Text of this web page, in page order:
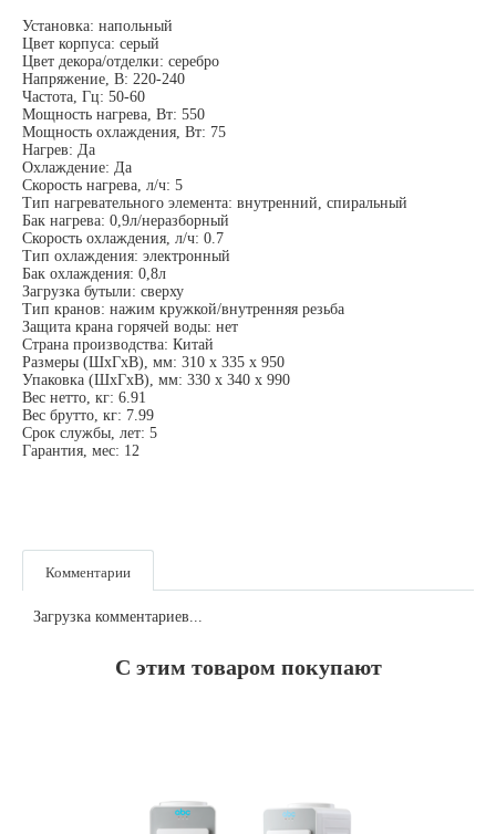
Установка: напольный
Цвет корпуса: серый
Цвет декора/отделки: серебро
Напряжение, В: 220-240
Частота, Гц: 50-60
Мощность нагрева, Вт: 550
Мощность охлаждения, Вт: 75
Нагрев: Да
Охлаждение: Да
Скорость нагрева, л/ч: 5
Тип нагревательного элемента: внутренний, спиральный
Бак нагрева: 0,9л/неразборный
Скорость охлаждения, л/ч: 0.7
Тип охлаждения: электронный
Бак охлаждения: 0,8л
Загрузка бутыли: сверху
Тип кранов: нажим кружкой/внутренняя резьба
Защита крана горячей воды: нет
Страна производства: Китай
Размеры (ШхГхВ), мм: 310 х 335 х 950
Упаковка (ШхГхВ), мм: 330 х 340 х 990
Вес нетто, кг: 6.91
Вес брутто, кг: 7.99
Срок службы, лет: 5
Гарантия, мес: 12
Комментарии
Загрузка комментариев...
С этим товаром покупают